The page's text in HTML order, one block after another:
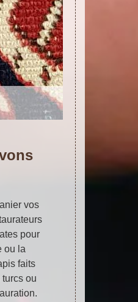
vos
pour
ou la
faits
ou